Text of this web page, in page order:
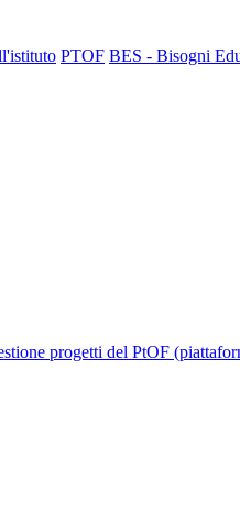
PTOF BES - Bisogni
progetti del PtOF